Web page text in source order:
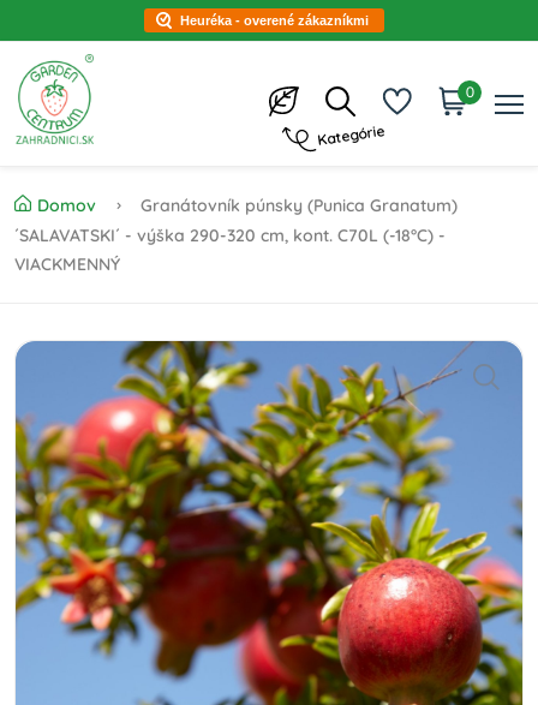
Heuréka - overené zákazníkmi
Kategórie
0
Domov
Granátovník púnsky (Punica Granatum)
´SALAVATSKI´ - výška 290-320 cm, kont. C70L (-18°C) -
VIACKMENNÝ